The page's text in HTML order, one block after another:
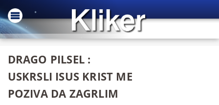
DRAGO PILSEL :
USKRSLI ISUS KRIST ME
POZIVA DA ZAGRLIM